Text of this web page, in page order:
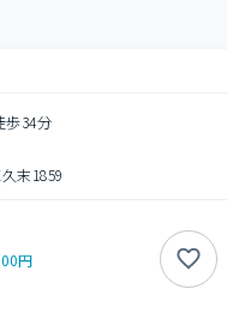
歩34分
末1859
円